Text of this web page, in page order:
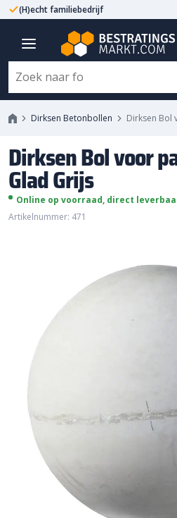
(H)echt familiebedrijf
Dirksen Betonbollen Dirksen Bol
Dirksen Bol voor
Glad Grijs
Online op voorraad, direct
Artikelnummer: 471
Dirksen Bol voor
Glad Grijs